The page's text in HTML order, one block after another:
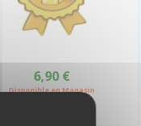
6,90 €
Disponible en Magasin